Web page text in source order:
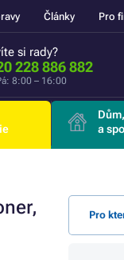
Články Pro
si rady?
228 886 882
8:00 – 16:00
a
Pro